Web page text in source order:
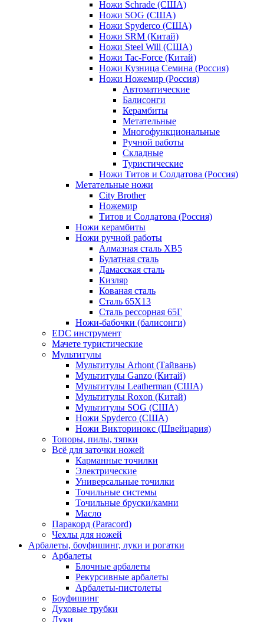
Ножи Schrade (США)
Ножи SOG (США)
Ножи Spyderco (США)
Ножи SRM (Китай)
Ножи Steel Will (США)
Ножи Tac-Force (Китай)
Ножи Кузница Семина (Россия)
Ножи Ножемир (Россия)
Автоматические
Балисонги
Керамбиты
Метательные
Многофункциональные
Ручной работы
Складные
Туристические
Ножи Титов и Солдатова (Россия)
Метательные ножи
City Brother
Ножемир
Титов и Солдатова (Россия)
Ножи керамбиты
Ножи ручной работы
Алмазная сталь ХВ5
Булатная сталь
Дамасская сталь
Кизляр
Кованая сталь
Сталь 65Х13
Сталь рессорная 65Г
Ножи-бабочки (балисонги)
EDC инструмент
Мачете туристические
Мультитулы
Мультитулы Arhont (Тайвань)
Мультитулы Ganzo (Китай)
Мультитулы Leatherman (США)
Мультитулы Roxon (Китай)
Мультитулы SOG (США)
Ножи Spyderco (США)
Ножи Викторинокс (Швейцария)
Топоры, пилы, тяпки
Всё для заточки ножей
Карманные точилки
Электрические
Универсальные точилки
Точильные системы
Точильные бруски/камни
Масло
Паракорд (Paracord)
Чехлы для ножей
Арбалеты, боуфишинг, луки и рогатки
Арбалеты
Блочные арбалеты
Рекурсивные арбалеты
Арбалеты-пистолеты
Боуфишинг
Духовые трубки
Луки